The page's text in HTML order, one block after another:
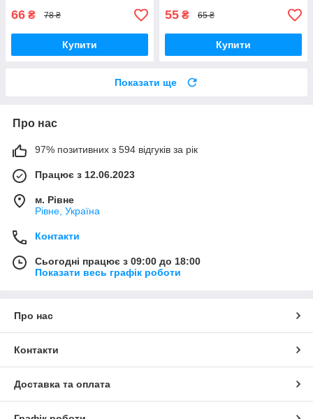
66 ₴ 78 ₴
Купити
55 ₴ 65 ₴
Купити
Показати ще
Про нас
97% позитивних з 594 відгуків за рік
Працює з 12.06.2023
м. Рівне
Рівне, Україна
Контакти
Сьогодні працює з 09:00 до 18:00
Показати весь графік роботи
Про нас
Контакти
Доставка та оплата